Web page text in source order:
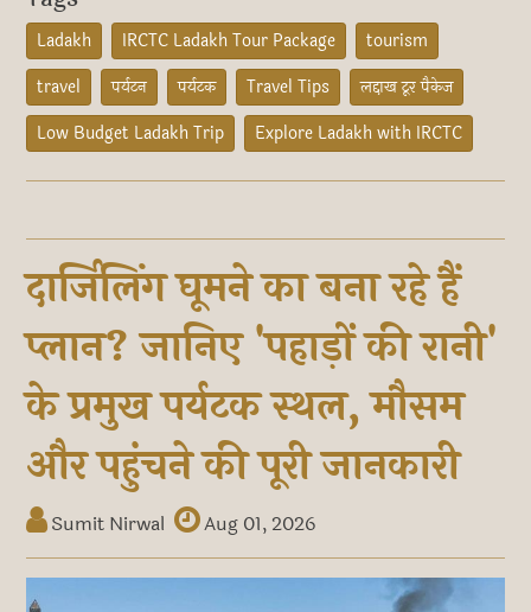
Ladakh IRCTC Ladakh Tour Package
tourism
travel
पर्यटन पर्यटक Travel Tips
लद्दाख टूर पैकेज
Low Budget Ladakh Trip
Explore Ladakh with IRCTC
दार्जिलिंग घूमने का बना रहे हैं
प्लान? जानिए 'पहाड़ों की रानी'
के प्रमुख पर्यटक स्थल, मौसम
और पहुंचने की पूरी जानकारी
Sumit Nirwal Aug 01, 2026